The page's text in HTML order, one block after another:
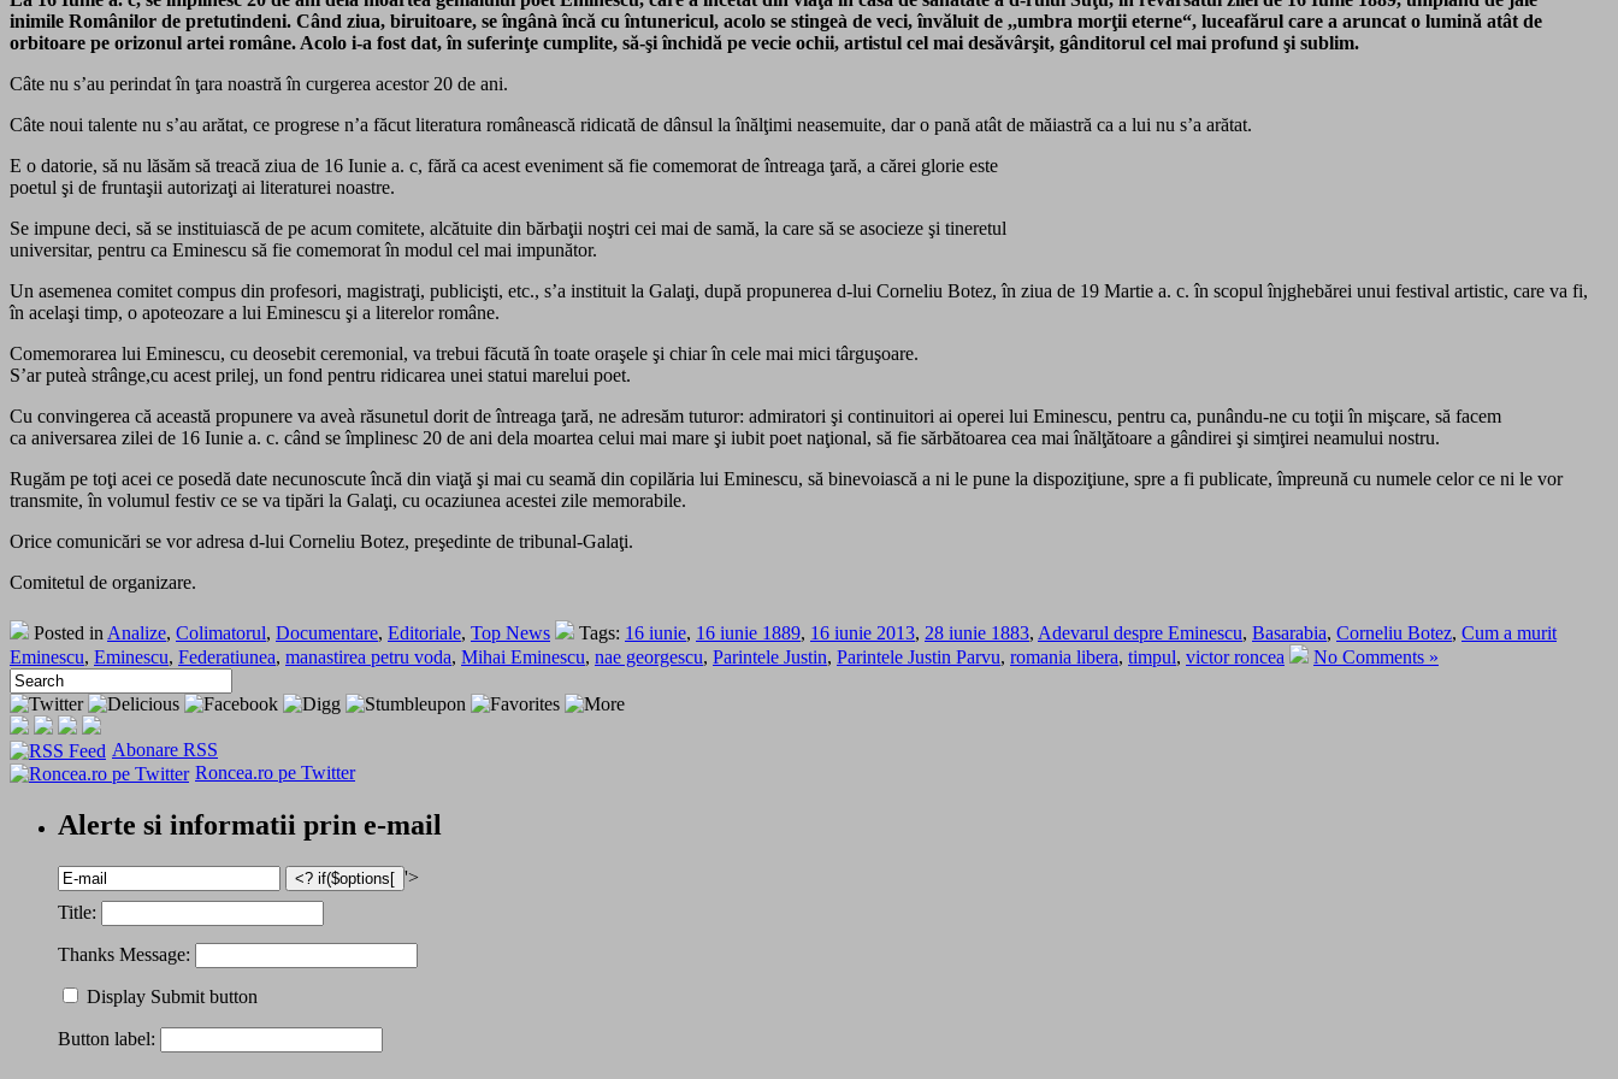
inimile Românilor de pretutindeni. Când ziua, biruitoare, se îngânà încă cuîntunericul, acolo se stingeà de veci, învăluit de ,,umbra morţii eterne“, luceafărul care a aruncat o lumină atât de
orbitoare pe orizonul artei române. Acolo i-a fost dat, în suferinţe cumplite, să-şi închidă pe vecie ochii, artistul cel mai desăvârşit, gânditorul cel mai profund şi sublim.
Câte nu s’au perindat în ţara noastră în curgerea acestor 20 de ani.
Câte noui talente nu s’au arătat, ce progrese n’a făcut literatura românească ridicată de dânsul la înălţimi neasemuite, dar o pană atât de măiastră ca a lui nu s’a arătat.
E o datorie, să nu lăsăm să treacă ziua de 16 Iunie a. c, fără ca acest eveniment să fie comemorat de întreaga ţară, a cărei glorie este
poetul şi de fruntaşii autorizaţi ai literaturei noastre.
Se impune deci, să se instituiască de pe acum comitete, alcătuite din bărbaţii noştri cei mai de samă, la care să se asocieze şi tineretul
universitar, pentru ca Eminescu să fie comemorat în modul cel mai impunător.
Un asemenea comitet compus din profesori, magistraţi, publicişti, etc., s’a instituit la Galaţi, după propunerea d-lui Corneliu Botez, în ziua de 19 Martie a. c. în scopul înjghebărei unui festival artistic, care va fi,
în acelaşi timp, o apoteozare a lui Eminescu şi a literelor române.
Comemorarea lui Eminescu, cu deosebit ceremonial, va trebui făcută în toate oraşele şi chiar în cele mai mici târguşoare.
S’ar puteà strânge,cu acest prilej, un fond pentru ridicarea unei statui marelui poet.
Cu convingerea că această propunere va aveà răsunetul dorit de întreaga ţară, ne adresăm tuturor: admiratori şi continuitori ai operei lui Eminescu, pentru ca, punându-ne cu toţii în mişcare, să facem
ca aniversarea zilei de 16 Iunie a. c. când se împlinesc 20 de ani dela moartea celui mai mare şi iubit poet naţional, să fie sărbătoarea cea mai înălţătoare a gândirei şi simţirei neamului nostru.
Rugăm pe toţi acei ce posedă date necunoscute încă din viaţă şi mai cu seamă din copilăria lui Eminescu, să binevoiască a ni le pune la dispoziţiune, spre a fi publicate, împreună cu numele celor ce ni le vor
transmite, în volumul festiv ce se va tipări la Galaţi, cu ocaziunea acestei zile memorabile.
Orice comunicări se vor adresa d-lui Corneliu Botez, preşedinte de tribunal-Galaţi.
Comitetul de organizare.
Posted in Analize, Colimatorul, Documentare, Editoriale, Top News Tags: 16 iunie, 16 iunie 1889, 16 iunie 2013, 28 iunie 1883, Adevarul despre Eminescu, Basarabia, Corneliu Botez, Cum a murit
Eminescu, Eminescu, Federatiunea, manastirea petru voda, Mihai Eminescu, nae georgescu, Parintele Justin, Parintele Justin Parvu, romania libera, timpul, victor roncea No Comments »
Abonare RSS
Roncea.ro pe Twitter
Alerte si informatii prin e-mail
'>
Title:
Thanks Message:
Display Submit button
Button label: